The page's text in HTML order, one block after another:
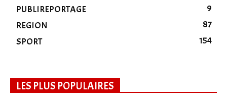
PUBLIREPORTAGE
9
REGION
87
SPORT
154
LES PLUS POPULAIRES